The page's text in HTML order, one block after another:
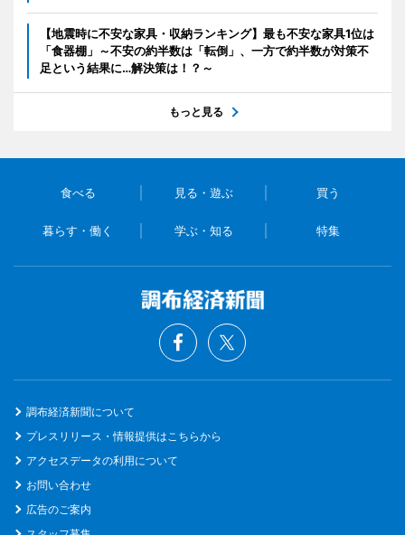
【地震時に不安な家具・収納ランキング】最も不安な家具1位は
「食器棚」～不安の約半数は「転倒」、一方で約半数が対策不
足という結果に…解決策は！？～
もっと見る
食べる 見る・遊ぶ 買う
暮らす・働く 学ぶ・知る 特集
調布経済新聞について
プレスリリース・情報提供はこちらから
アクセスデータの利用について
お問い合わせ
広告のご案内